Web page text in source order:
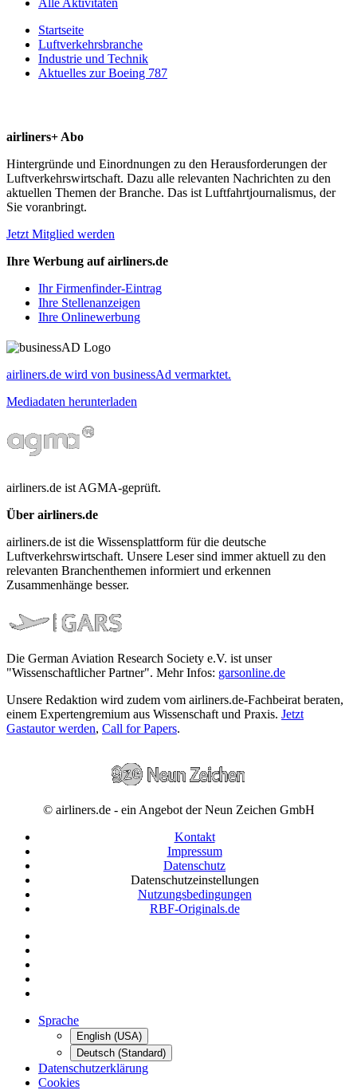
Startseite
Luftverkehrsbranche
Industrie und Technik
Aktuelles zur Boeing 787
airliners+ Abo
Hintergründe und Einordnungen zu den Herausforderungen der
Luftverkehrswirtschaft. Dazu alle relevanten Nachrichten zu den
aktuellen Themen der Branche. Das ist Luftfahrtjournalismus, der
Sie voranbringt.
Jetzt Mitglied werden
Ihre Werbung auf airliners.de
Ihr Firmenfinder-Eintrag
Ihre Stellenanzeigen
Ihre Onlinewerbung
airliners.de wird von businessAd vermarktet.
Mediadaten herunterladen
airliners.de ist AGMA-geprüft.
Über airliners.de
airliners.de ist die Wissensplattform für die deutsche
Luftverkehrswirtschaft. Unsere Leser sind immer aktuell zu den
relevanten Branchenthemen informiert und erkennen
Zusammenhänge besser.
Die German Aviation Research Society e.V. ist unser
"Wissenschaftlicher Partner". Mehr Infos: garsonline.de
Unsere Redaktion wird zudem vom airliners.de-Fachbeirat beraten,
einem Expertengremium aus Wissenschaft und Praxis. Jetzt
Gastautor werden, Call for Papers.
© airliners.de - ein Angebot der Neun Zeichen GmbH
Kontakt
Impressum
Datenschutz
Datenschutzeinstellungen
Nutzungsbedingungen
RBF-Originals.de
Sprache
English (USA)
Deutsch (Standard)
Datenschutzerklärung
Cookies